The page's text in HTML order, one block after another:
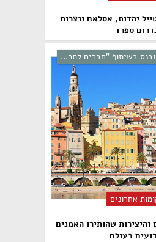
יהדות, אסלאם ונצרות
ספרד
בשיתוף "חברים לתר...
אחרונים
והיצירות שהותירו האמנים
בעולם